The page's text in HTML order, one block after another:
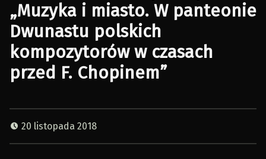
„Muzyka i miasto. W panteonie
Dwunastu polskich
kompozytorów w czasach
przed F. Chopinem”
20 listopada 2018